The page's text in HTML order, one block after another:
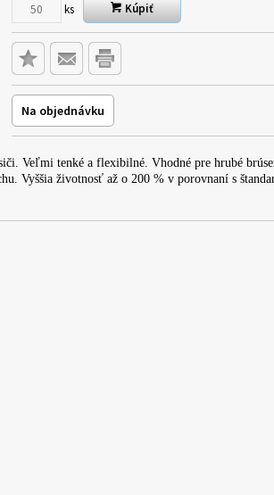
ks Kúpiť
Na objednávku
Veľmi tenké a flexibilné. Vhodné pre hrubé
Vyššia životnosť až o 200 % v porovnaní s